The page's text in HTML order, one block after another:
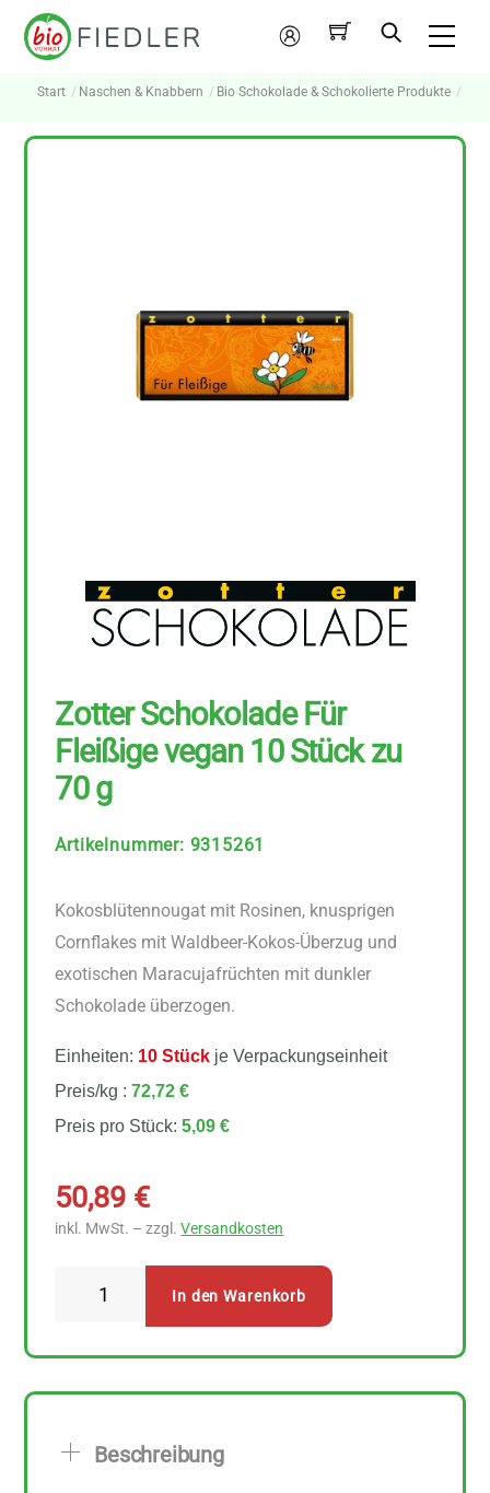
Skip
Mein
Konto
Start Naschen & Knabbern Bio Schokolade & Schokolierte Produkte
Zotter Schokolade Für
Fleißige vegan 10 Stück zu
70 g
Artikelnummer: 9315261
Kokosblütennougat mit Rosinen, knusprigen
Cornflakes mit Waldbeer-Kokos-Überzug und
exotischen Maracujafrüchten mit dunkler
Schokolade überzogen.
Einheiten: 10 Stück je Verpackungseinheit
Preis/kg :72,72 €
Preis pro Stück:5,09 €
50,89 €
inkl. MwSt. – zzgl.Versandkosten
10
In den Warenkorb
Beschreibung